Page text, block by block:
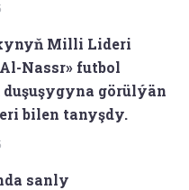
Milli Lideri
Nassr» futbol
görülýän
bilen tanyşdy.
sanly